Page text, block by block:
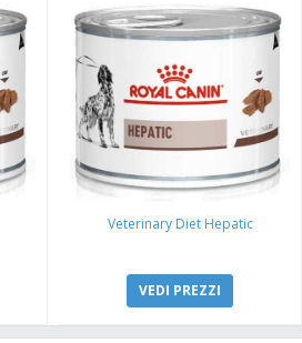
Veterinary Diet Hepatic
VEDI PREZZI